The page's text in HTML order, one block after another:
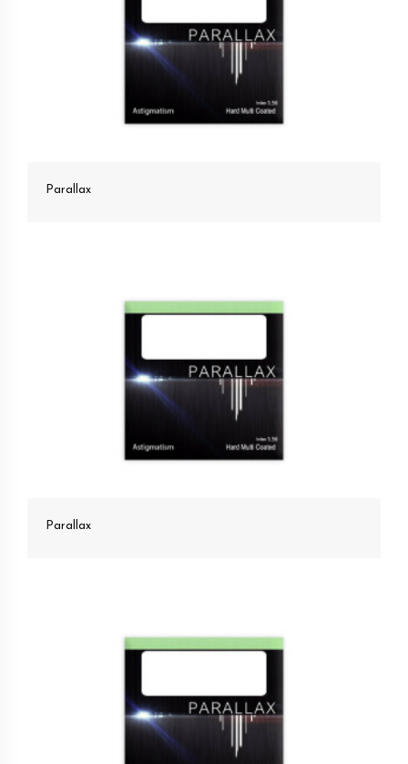
Parallax
Parallax